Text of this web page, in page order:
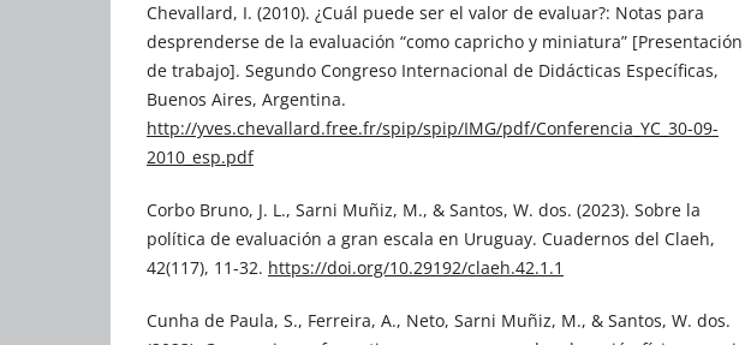
Chevallard, I. (2010). ¿Cuál puede ser el valor de evaluar?: Notas para
desprenderse de la evaluación “como capricho y miniatura” [Presentación
de trabajo]. Segundo Congreso Internacional de Didácticas Específicas,
Buenos Aires, Argentina.
http://yves.chevallard.free.fr/spip/spip/IMG/pdf/Conferencia_YC_30-09-
2010_esp.pdf
Corbo Bruno, J. L., Sarni Muñiz, M., & Santos, W. dos. (2023). Sobre la
política de evaluación a gran escala en Uruguay. Cuadernos del Claeh,
42(117), 11-32. https://doi.org/10.29192/claeh.42.1.1
Cunha de Paula, S., Ferreira, A., Neto, Sarni Muñiz, M., & Santos, W. dos.